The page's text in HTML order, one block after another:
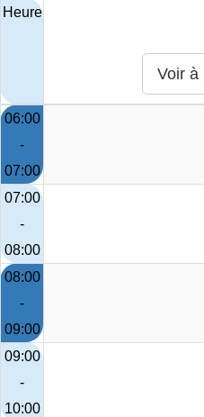
Heure
06:00
-
07:00
07:00
-
08:00
08:00
-
09:00
09:00
-
10:00